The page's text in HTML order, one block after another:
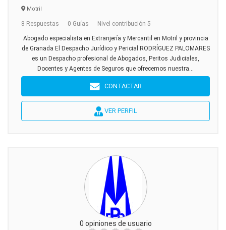
Motril
8 Respuestas 0 Guías Nivel contribución 5
Abogado especialista en Extranjería y Mercantil en Motril y provincia
de Granada El Despacho Jurídico y Pericial RODRÍGUEZ PALOMARES
es un Despacho profesional de Abogados, Peritos Judiciales,
Docentes y Agentes de Seguros que ofrecemos nuestra...
CONTACTAR
VER PERFIL
0 opiniones de usuario